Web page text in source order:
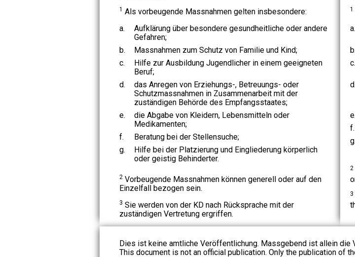
1 Als vorbeugende Massnahmen gelten insbesondere:
a.
Aufklärung über besondere gesundheitliche oder andere
Gefahren;
b.
Massnahmen zum Schutz von Familie und Kind;
c.
Hilfe zur Ausbildung Jugendlicher in einem geeigneten
Beruf;
d.
das Anregen von Erziehungs-, Betreuungs- oder
Schutzmassnahmen in Zusammenarbeit mit der
zuständigen Behörde des Empfangsstaates;
e.
die Abgabe von Kleidern, Lebensmitteln oder
Medikamenten;
f.
Beratung bei der Stellensuche;
g.
Hilfe bei der Platzierung und Eingliederung körperlich
oder geistig Behinderter.
2Vorbeugende Massnahmen können generell oder auf den
Einzelfall bezogen sein.
3 Sie werden von der KD nach Rücksprache mit der
zuständigen Vertretung ergriffen.
1
a.
b.
c.
d.
e.
f.
g.
2
3
Dies ist keine amtliche Veröffentlichung. Massgebend ist allein die
This document is not an official publication. Only the publication of